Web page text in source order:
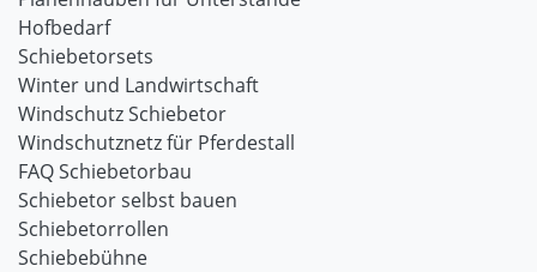
Hofbedarf
Schiebetorsets
Winter und Landwirtschaft
Windschutz Schiebetor
Windschutznetz für Pferdestall
FAQ Schiebetorbau
Schiebetor selbst bauen
Schiebetorrollen
Schiebebühne